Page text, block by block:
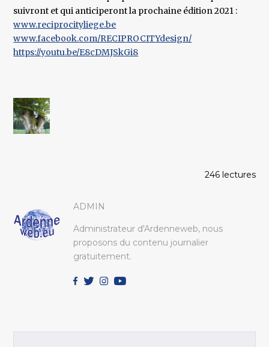
suivront et qui anticiperont la prochaine édition 2021 :
www.reciprocityliege.be
www.facebook.com/RECIPROCITYdesign/
https://youtu.be/E8cDMJSkGi8
246 lectures
ADMIN
Administrateur d'Ardenneweb, nous
proposons du contenu journalier
gratuitement.